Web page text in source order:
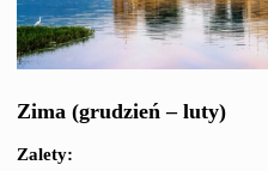
Zima (grudzień – luty)
Zalety: